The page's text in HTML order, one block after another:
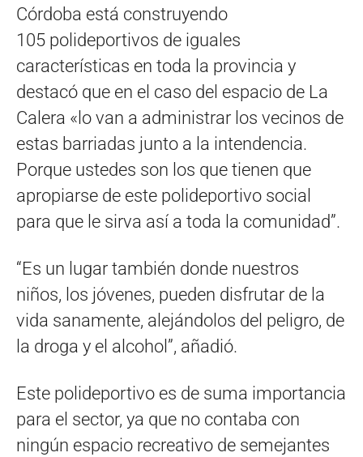
Córdoba está construyendo
105 polideportivos de iguales
características en toda la provincia y
destacó que en el caso del espacio de La
Calera «lo van a administrar los vecinos de
estas barriadas junto a la intendencia.
Porque ustedes son los que tienen que
apropiarse de este polideportivo social
para que le sirva así a toda la comunidad”.
“Es un lugar también donde nuestros
niños, los jóvenes, pueden disfrutar de la
vida sanamente, alejándolos del peligro, de
la droga y el alcohol”, añadió.
Este polideportivo es de suma importancia
para el sector, ya que no contaba con
ningún espacio recreativo de semejantes